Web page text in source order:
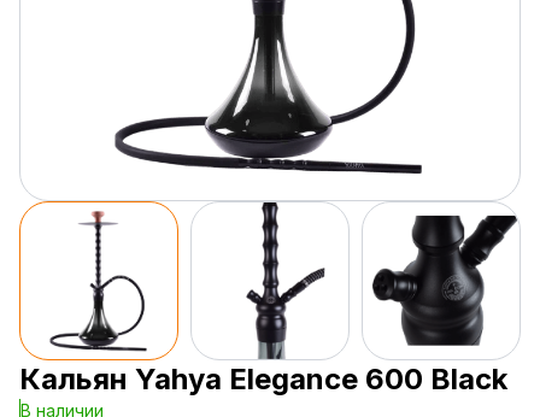
Кальян Yahya Elegance 600 Black
В наличии